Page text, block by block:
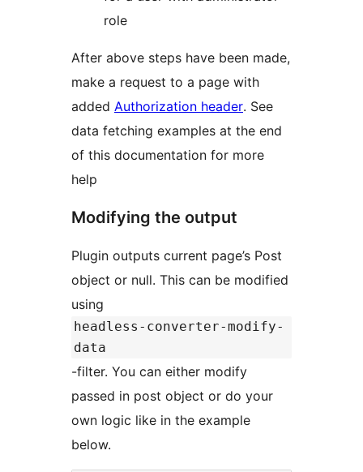
role
After above steps have been made,
make a request to a page with
added Authorization header. See
data fetching examples at the end
of this documentation for more
help
Modifying the output
Plugin outputs current page’s Post
object or null. This can be modified
using
headless-converter-modify-
data
-filter. You can either modify
passed in post object or do your
own logic like in the example
below.